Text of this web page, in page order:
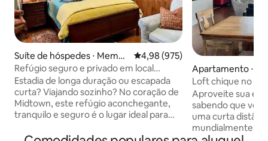
Suíte de hóspedes ⋅ Memph
is
4,98 de uma avaliação média de
4,98 (975)
Refúgio seguro e privado em local
privilegiado no centro da cidade
Estadia de longa duração ou escapada
curta? Viajando sozinho? No coração de
Midtown, este refúgio aconchegante,
tranquilo e seguro é o lugar ideal para
os pontos de interesse: Overton Square
Apartamento ⋅
Loft chique no
Memphis/
gratuito/Perto de
Aproveite sua
sabendo que
uma curta
mundialmente